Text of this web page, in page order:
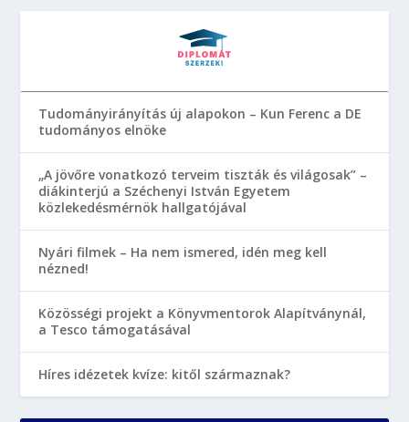
Tudományirányítás új alapokon – Kun Ferenc a DE
tudományos elnöke
„A jövőre vonatkozó terveim tiszták és világosak” –
diákinterjú a Széchenyi István Egyetem
közlekedésmérnök hallgatójával
Nyári filmek – Ha nem ismered, idén meg kell
nézned!
Közösségi projekt a Könyvmentorok Alapítványnál,
a Tesco támogatásával
Híres idézetek kvíze: kitől származnak?